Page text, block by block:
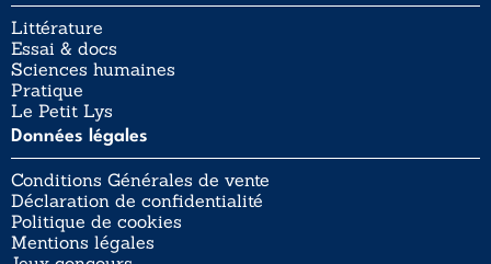
Littérature
Essai & docs
Sciences humaines
Pratique
Le Petit Lys
Données légales
Conditions Générales de vente
Déclaration de confidentialité
Politique de cookies
Mentions légales